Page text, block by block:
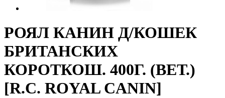
РОЯЛ КАНИН Д/КОШЕК
БРИТАНСКИХ
КОРОТКОШ. 400Г. (ВЕТ.)
[R.C. ROYAL CANIN]